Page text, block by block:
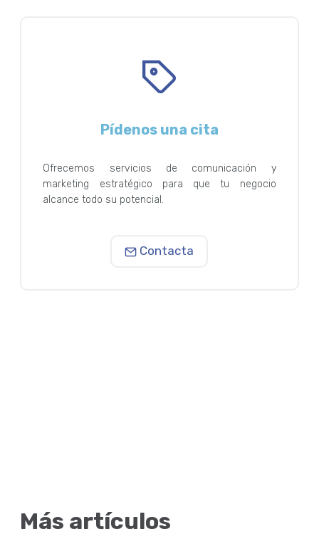
Pídenos una cita
Ofrecemos servicios de comunicación y
marketing estratégico para que tu negocio
alcance todo su potencial.
Contacta
Más artículos